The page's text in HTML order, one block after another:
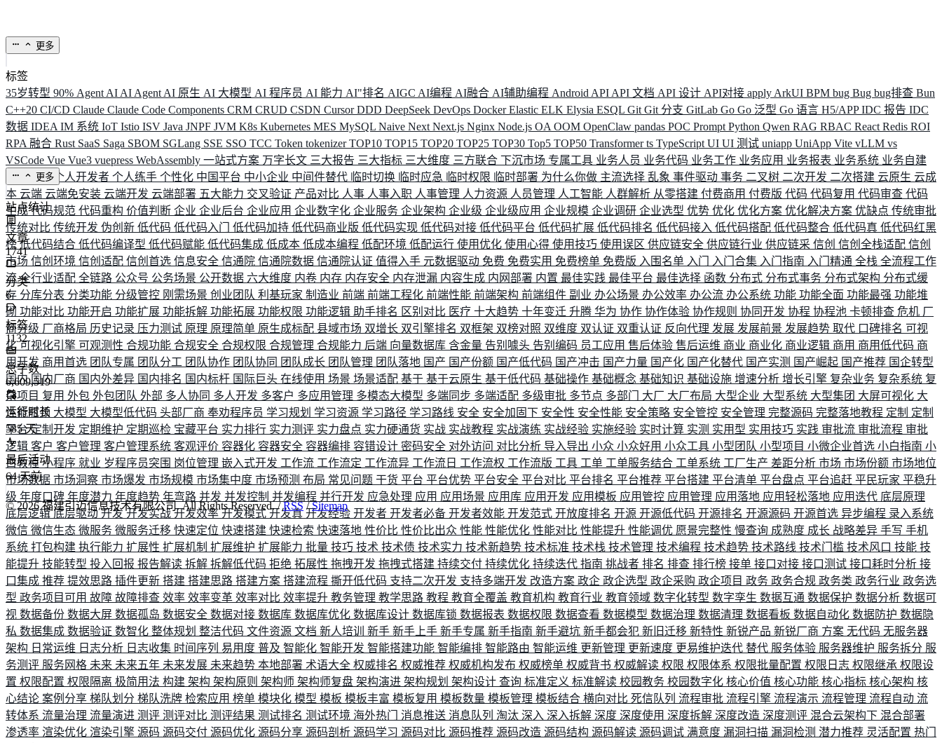
更多
标签
35岁转型 90% Agent AI AI Agent AI 原生 AI 大模型 AI 程序员 AI 能力 AI"排名 AIGC AI编程 AI融合 AI辅助编程 Android API API 文档 API 设计 API对接 apply ArkUI BPM bug Bug bug排查 Bun
C++20 CI/CD Claude Claude Code Components CRM CRUD CSDN CursorDDD DeepSeek DevOps DockerElastic ELK Elysia ESQL Git Git 分支 GitLab Go Go 泛型 Go 语言 H5/APPIDC 报告 IDC
数据 IDEA IM 系统 IoT Istio ISV Java JNPF JVM K8s Kubernetes MES MySQL Naive Next Next.js Nginx Node.js OA OOM OpenClaw pandas POC Prompt Python Qwen RAG RBAC React Redis ROI
RPA 融合 Rust SaaS Saga SBOM SGLang SSE SSO TCC Token tokenizerTOP10 TOP15 TOP20 TOP25 TOP30 Top5 TOP50 Transformerts TypeScript UI UI 测试 uniapp UniApp Vite vLLM vs
VSCode Vue Vue3 vuepress WebAssembly 一站式方案 万字长文 三大报告 三大指标 三大维度 三方联合 下沉市场 专属工具 业务人员 业务代码 业务工作 业务应用 业务报表 业务系统 业务自建
业务连续个人开发者 个人练手 个性化 中国平台 中小企业 中间件替代 临时切换 临时应急 临时权限 临时部署 为什么你做 主流选择 乱象 事件驱动 事务 二叉树 二次开发 二次搭建 云原生 云成
本 云端 云端免安装 云端开发 云端部署 五大能力 交叉验证 产品对比 人事 人事入职 人事管理 人力资源 人员管理 人工智能 人群解析 从零搭建 付费商用 付费版 代码 代码复用 代码审查 代码
生成代码规范 代码重构 价值判断 企业 企业后台 企业应用 企业数字化 企业服务 企业架构 企业级 企业级应用 企业规模 企业调研 企业选型 优势 优化 优化方案 优化解决方案 优缺点 传统审批
传统对比 传统开发 伪创新 低代码 低代码入门 低代码加持 低代码商业版 低代码实现 低代码对接 低代码平台 低代码扩展 低代码排名 低代码接入 低代码搭配 低代码整合 低代码真 低代码红黑
榜低代码结合 低代码编译型 低代码赋能 低代码集成 低成本 低成本编程 低配环境 低配运行 使用优化 使用心得 使用技巧 使用误区 供应链安全 供应链行业 供应链采 信创 信创全栈适配 信创
市场 信创环境 信创适配 信创首选 信息安全 信通院 信通院数据 信通院认证 值得入手 元数据驱动 免费 免费实用 免费榜单 免费版 入围名单 入门 入门合集 入门指南 入门精通 全栈 全流程工作
流全行业适配 全链路 公众号 公务场景 公开数据 六大维度 内卷 内存 内存安全 内存泄漏 内容生成 内网部署 内置 最佳实践 最佳平台 最佳选择 函数 分布式 分布式事务 分布式架构 分布式缓
存 分库分表 分类功能 分级管控 刚需场景 创业团队 利基玩家 制造业 前端 前端工程化 前端性能 前端架构 前端组件 副业 办公场景 办公效率 办公流 办公系统 功能 功能全面 功能最强 功能堆
砌 功能对比 功能开启 功能扩展 功能拆解 功能拓展 功能权限 功能逻辑 助手排名 区别对比 医疗 十大趋势 十年变迁 升腾 华为 协作 协作体验 协作规则 协同开发 协程 协程池 卡顿排查 危机 厂
商分级 厂商格局 历史记录 压力测试 原理 原理简单 原生成标配 县域市场 双增长 双引擎排名 双框架 双榜对照 双维度 双认证 双重认证 反向代理 发展 发展前景 发展趋势 取代 口碑排名 可视
化可视化引擎 可观测性 合规功能 合规安全 合规权限 合规管理 合规能力 后端 向量数据库 含金量 告别噱头 告别编码 员工应用 售后体验 售后运维 商业 商业化 商业逻辑 商用 商用低代码 商
用开发 商用首选 团队专属 团队分工 团队协作 团队协同 团队成长 团队管理 团队落地 国产 国产份额 国产低代码 国产冲击 国产力量 国产化 国产化替代 国产实测 国产崛起 国产推荐 国企转型
国内国内厂商 国内外差异 国内排名 国内标杆 国际巨头 在线使用 场景 场景适配 基于 基于云原生 基于低代码 基础操作 基础概念 基础知识 基础设施 增速分析 增长引擎 复杂业务 复杂系统 复
杂项目 复用 外包 外包团队 外部 多人协同 多人开发 多客户 多应用管理 多模态大模型 多端同步 多端适配 多级审批 多节点 多部门 大厂 大厂布局 大型企业 大型系统 大型集团 大屏可视化 大
性能瓶颈 大模型 大模型低代码 头部厂商 奉劝程序员 学习规划 学习资源 学习路径 学习路线 安全 安全加固下 安全性 安全性能 安全策略 安全管控 安全管理 完整源码 完整落地教程 定制 定制
平台定制开发 定期维护 定期巡检 宝藏平台 实力排行 实力测评 实力盘点 实力硬通货 实战 实战教程 实战演练 实战经验 实施经验 实时计算 实测 实用型 实用技巧 实践 审批流 审批流程 审批
逻辑 客户 客户管理 客户管理系统 客观评价 容器化 容器安全 容器编排 容错设计 密码安全 对外访问 对比分析 导入导出 小众 小众好用 小众工具 小型团队 小型项目 小微企业首选 小白指南 小
白教程小程序 就业 岁程序员突围 岗位管理 嵌入式开发 工作流 工作流定 工作流异 工作流日 工作流权 工作流版 工具 工单 工单服务结合 工单系统 工厂生产 差距分析 市场 市场份额 市场地位
市场数据 市场洞察 市场爆发 市场规模 市场集中度 市场预测 布局 常见问题 干货 平台 平台优势 平台安全 平台对比 平台排名 平台推荐 平台搭建 平台清单 平台盘点 平台追赶 平民玩家 平稳升
级 年度口碑 年度潜力 年度趋势 年弯路 并发 并发控制 并发编程 并行开发 应急处理 应用 应用场景 应用库 应用开发 应用模板 应用管控 应用管理 应用落地 应用轻松落地 应用迭代 底层原理
底层逻辑底层驱动开发开发实战开发效率开发模式开发真开发经验 开发者 开发者必备 开发者效能 开发范式 开放度排名 开源 开源低代码 开源排名 开源源码 开源首选 异步编程 录入系统
微信 微信生态 微服务 微服务迁移 快速定位 快速搭建 快速检索 快速落地 性价比 性价比出众 性能 性能优化 性能对比 性能提升 性能调优 愿景完整性 慢查询 成熟度 成长 战略差异 手写 手机
系统 打包构建 执行能力 扩展性 扩展机制 扩展维护 扩展能力 批量 技巧 技术 技术债 技术实力 技术新趋势 技术标准 技术栈 技术管理 技术编程 技术趋势 技术路线 技术门槛 技术风口 技能 技
能提升 技能转型 投入回报 报告解读 拆解 拆解低代码 拒绝 拓展性 拖拽开发 拖拽式搭建 持续交付 持续优化 持续迭代 指南 挑战者 排名 排查 排行榜 接单 接口对接 接口测试 接口耗时分析 接
口集成 推荐 提效思路 插件更新 搭建 搭建思路 搭建方案 搭建流程 撕开低代码 支持二次开发 支持多端开发 改造方案 政企 政企选型 政企采购 政企项目 政务 政务合规 政务类 政务行业 政务选
型 政务项目可用 故障 故障排查 效率 效率变革 效率对比 效率提升 教务管理 教学思路 教程 教育全覆盖 教育机构 教育行业 教育领域 数字化转型 数字孪生 数据互通 数据保护 数据分析 数据可
视 数据备份 数据大屏 数据孤岛 数据安全 数据对接 数据库 数据库优化 数据库设计 数据库锁 数据报表 数据权限 数据查看 数据模型 数据治理 数据清理 数据看板 数据自动化 数据防护 数据隐
私 数据集成 数据验证 数智化 整体规划 整洁代码 文件资源 文档 新人培训 新手 新手上手 新手专属 新手指南 新手避坑 新手都会犯 新旧迁移 新特性 新锐产品 新锐厂商 方案 无代码 无服务器
架构 日常运维 日志分析 日志收集 时间序列 易用度 普及 智能化 智能开发 智能搭建功能 智能编排 智能路由 智能运维 更新管理 更新速度 更易维护迭代 替代 服务体验 服务器维护 服务拆分 服
务测评 服务网格 未来 未来五年 未来发展 未来趋势 本地部署 术语大全 权威排名 权威推荐 权威机构发布 权威榜单 权威背书 权威解读 权限 权限体系 权限批量配置 权限日志 权限继承 权限设
置 权限配置 权限隔离 极简用法 构建 架构 架构原则 架构师 架构师复盘 架构演进 架构规划 架构设计 查询 标准定义 标准解读 校园教务 校园数字化 核心价值 核心功能 核心指标 核心架构 核
心结论 案例分享 梯队划分 梯队洗牌 检索应用 榜单 模块化 模型 模板 模板丰富 模板复用 模板数量 模板管理 模板结合 横向对比 死信队列 流程审批 流程引擎 流程演示 流程管理 流程自动 流
转体系 流量治理 流量演进 测评 测评对比 测评结果 测试排名 测试环境 海外热门 消息推送 消息队列 淘汰 深入 深入拆解 深度 深度使用 深度拆解 深度改造 深度测评 混合云架构下 混合部署
渗透率 渲染优化 渲染引擎 源码 源码交付 源码优化 源码分享 源码剖析 源码学习 源码对比 源码推荐 源码改造 源码结构 源码解读 源码调试 满意度 漏洞扫描 漏洞检测 潜力推荐 灵活配置 热门
更多
站点统计
文章
1741
分类
6
标签
1132
总字数
6,609,519
运行时长
585 天
最后活动
64 天前
©2026福建引迈信息技术有限公司. All Rights Reserved. /RSS/Sitemap